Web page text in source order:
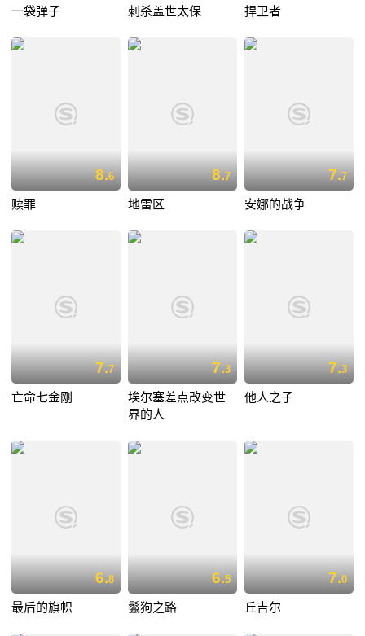
一袋弹子 刺杀盖世太保 捍卫者
8.6
赎罪
8.7
地雷区
7.7
安娜的战争
7.7
亡命七金刚
7.3
埃尔塞差点改变世
界的人
7.3
他人之子
6.8
最后的旗帜
6.5
鬣狗之路
7.0
丘吉尔